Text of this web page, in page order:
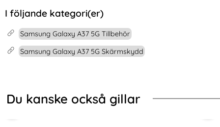
I följande kategori(er)
Samsung Galaxy A37 5G Tillbehör
Samsung Galaxy A37 5G Skärmskydd
Du kanske också gillar